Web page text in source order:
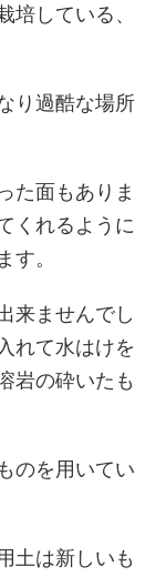
培している、
り過酷な場所
た面もありま
くれるように
す。
来ませんでし
れて水はけを
岩の砕いたも
のを用いてい
土は新しいも